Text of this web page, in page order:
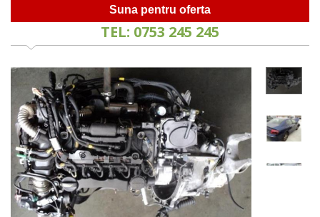
Suna pentru oferta
TEL: 0753 245 245